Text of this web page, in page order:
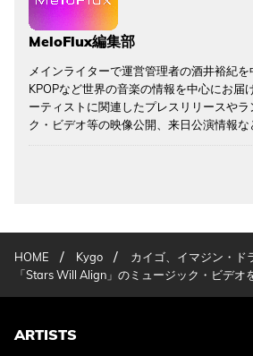
MeloFlux編集部
メインライターで運営管理者の酒井裕紀を
KPOPなど世界の音楽の情報を中心にお届
ーティストに関連したプレスリリースや
ク・ビデオ等の映像公開、来日公演情報な
HOME / Kygo /
カイゴ、イマジン・ド
「Stars Will Align」のミュージック・ビデオ
ARTISTS